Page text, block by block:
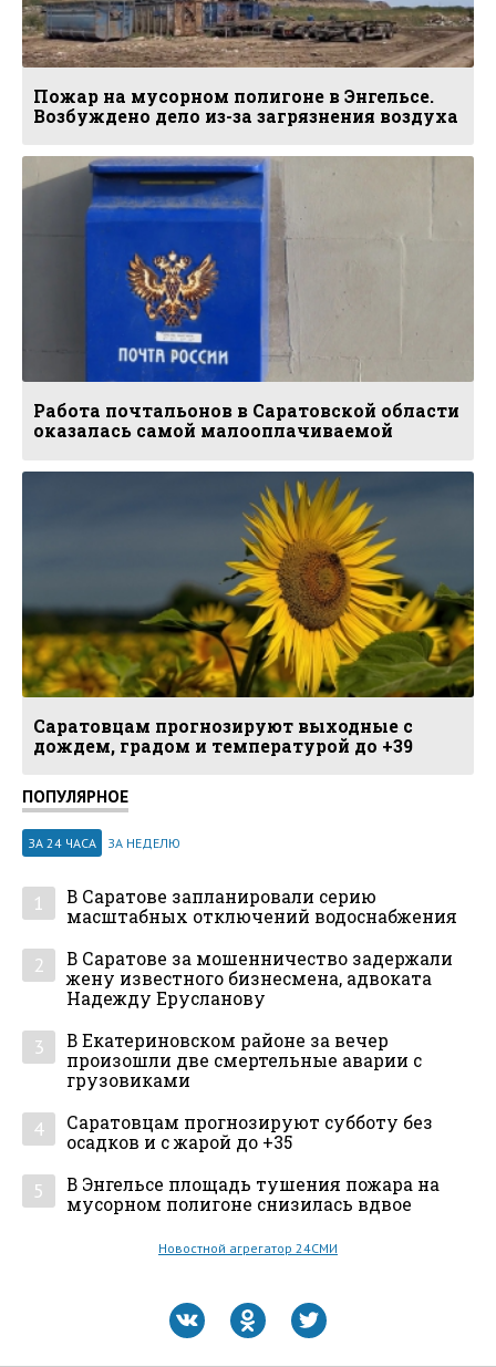
Пожар на мусорном полигоне в Энгельсе.
Возбуждено дело из-за загрязнения воздуха
Работа почтальонов в Саратовской области
оказалась самой малооплачиваемой
Саратовцам прогнозируют выходные с
дождем, градом и температурой до +39
ПОПУЛЯРНОЕ
ЗА 24 ЧАСА ЗА НЕДЕЛЮ
1
В Саратове запланировали серию
масштабных отключений водоснабжения
2
В Саратове за мошенничество задержали
жену известного бизнесмена, адвоката
Надежду Ерусланову
3
В Екатериновском районе за вечер
произошли две смертельные аварии с
грузовиками
4
Саратовцам прогнозируют субботу без
осадков и с жарой до +35
5
В Энгельсе площадь тушения пожара на
мусорном полигоне снизилась вдвое
Новостной агрегатор 24СМИ